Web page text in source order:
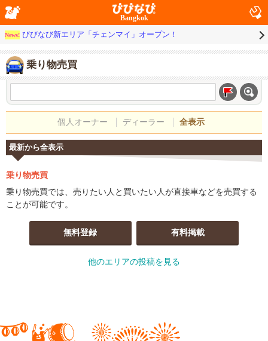
Bangkok
News! びびなび新エリア「チェンマイ」オープン！
乗り物売買
個人オーナー ディーラー 全表示
最新から全表示
乗り物売買
乗り物売買では、売りたい人と買いたい人が直接車などを売買する
ことが可能です。
無料登録 有料掲載
他のエリアの投稿を見る